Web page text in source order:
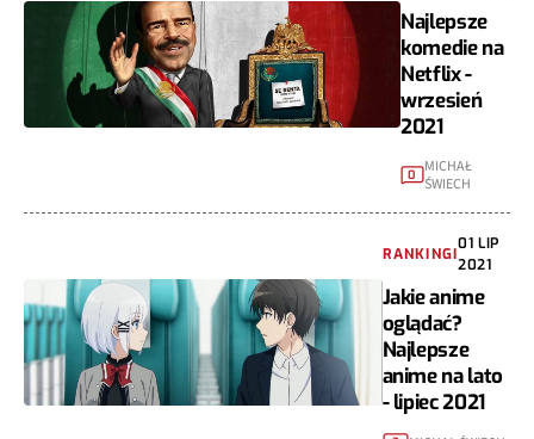
Najlepsze
komedie na
Netflix -
wrzesień
2021
0
MICHAŁ
ŚWIECH
RANKINGI
01 LIP
2021
Jakie anime
oglądać?
Najlepsze
anime na lato
- lipiec 2021